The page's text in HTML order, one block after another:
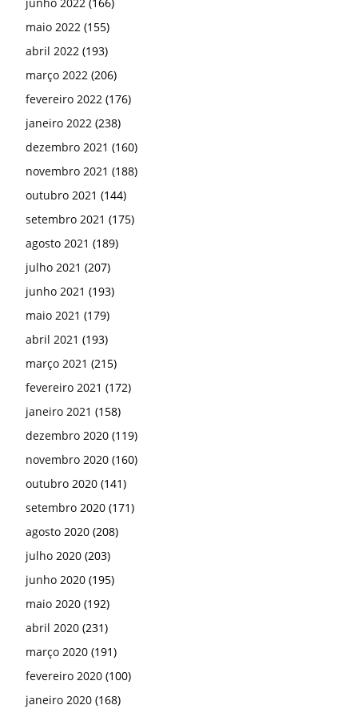
setembro 2021(175)
agosto 2021 (189)
julho 2021(207)
junho 2021(193)
maio 2021(179)
abril 2021
(193)
março 2021(215)
fevereiro 2021(172)
janeiro 2021(158)
dezembro 2020(119)
novembro 2020(160)
outubro 2020 (141)
setembro 2020(171)
agosto 2020 (208)
julho 2020(203)
junho 2020(195)
maio 2020(192)
abril 2020
(231)
março 2020(191)
fevereiro 2020(100)
janeiro 2020(168)
dezembro 2019(117)
novembro 2019(164)
outubro 2019 (149)
setembro 2019(174)
agosto 2019(239)
julho 2019(170)
junho 2019(192)
maio 2019(192)